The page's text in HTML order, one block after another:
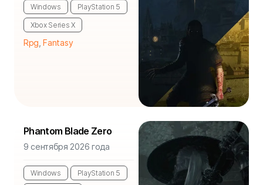
Windows PlayStation 5
Xbox Series X
Rpg ,Fantasy
Phantom Blade Zero
9 сентября 2026 года
Windows PlayStation 5